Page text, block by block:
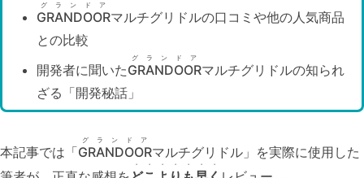
GRANDOOR
グランドア
マルチグリドルの口コミや他の人気商品
との比較
開発者に聞いたGRANDOOR
グランドア
マルチグリドルの知られ
ざる「開発秘話」
本記事では「GRANDOOR
グランドア
マルチグリドル」を実際に使用した
・・・・・・・